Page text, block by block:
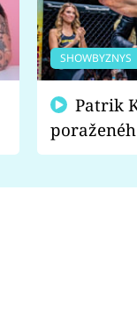
SHOWBYZNYS
fanoušci